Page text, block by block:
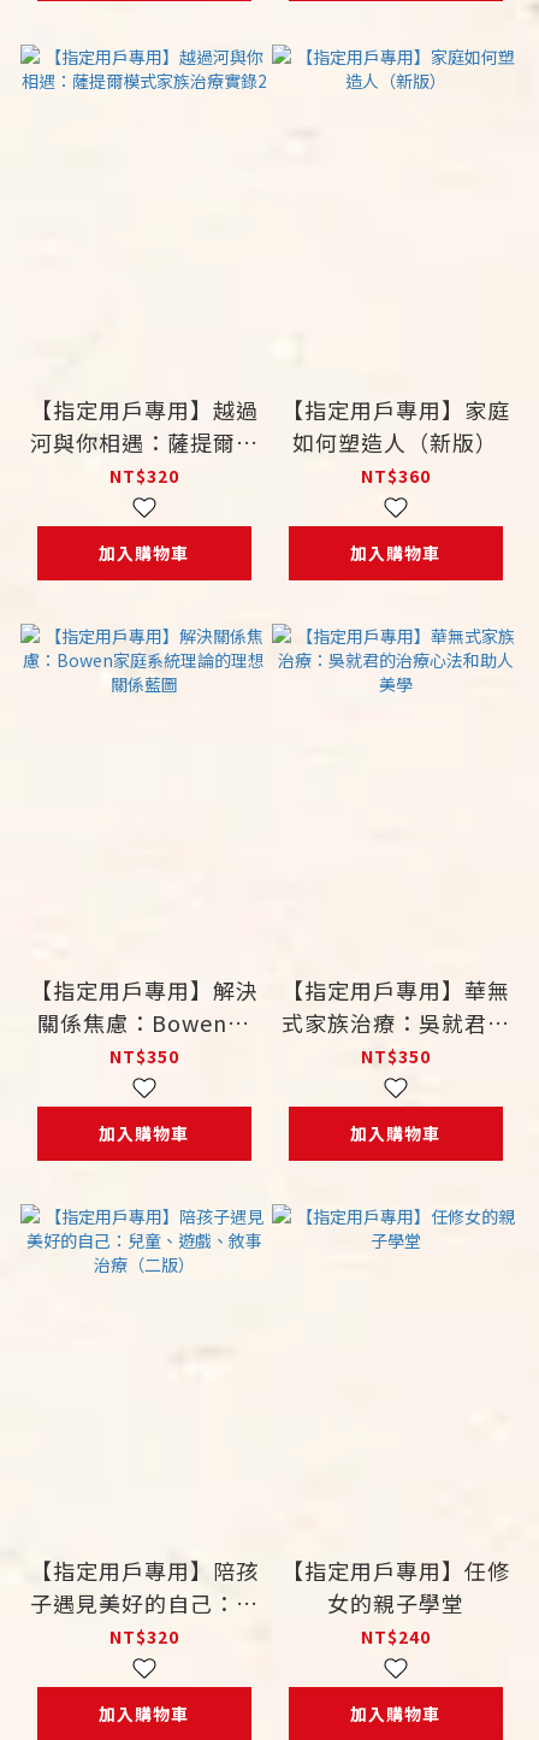
【指定用戶專用】越過
河與你相遇：薩提爾模
式家族治療實錄2
NT$320
加入購物車
【指定用戶專用】家庭
如何塑造人（新版）
NT$360
加入購物車
【指定用戶專用】解決
關係焦慮：Bowen家
庭系統理論的理想關係
藍圖
NT$350
加入購物車
【指定用戶專用】華無
式家族治療：吳就君的
治療心法和助人美學
NT$350
加入購物車
【指定用戶專用】陪孩
子遇見美好的自己：兒
童、遊戲、敘事治療
（二版）
NT$320
加入購物車
【指定用戶專用】任修
女的親子學堂
NT$240
加入購物車